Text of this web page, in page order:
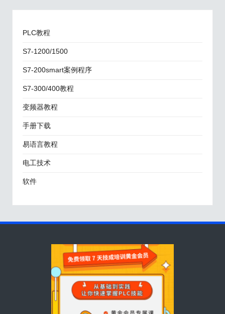
PLC教程
S7-1200/1500
S7-200smart案例程序
S7-300/400教程
变频器教程
手册下载
易语言教程
电工技术
软件